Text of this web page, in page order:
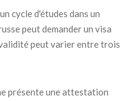
cycle d'études dans un
peut demander un visa
peut varier entre trois
présente une attestation